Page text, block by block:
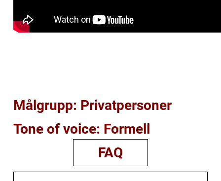
Målgrupp: Privatpersoner
Tone of voice: Formell
FAQ